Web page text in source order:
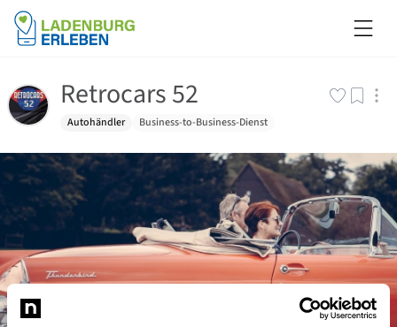
Retrocars 52
Autohändler Business-to-Business-Dienst